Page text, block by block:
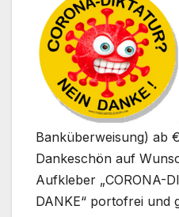
Banküberweisung) ab
Dankeschön auf
Aufkleber „CORONA-
DANKE“ portofrei und